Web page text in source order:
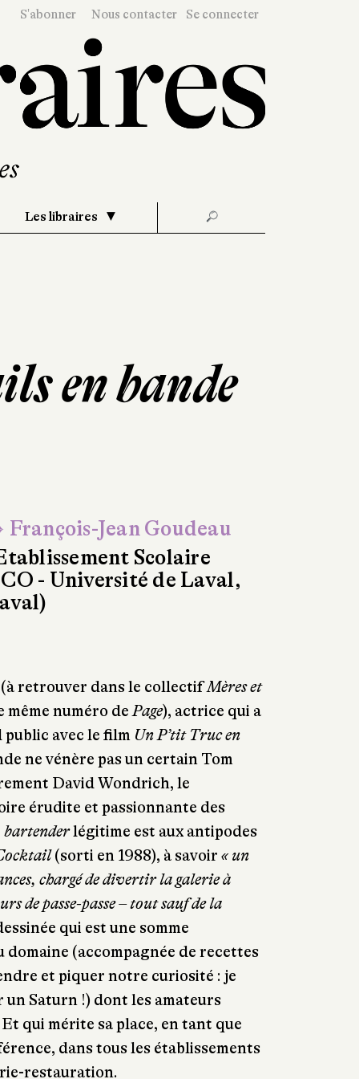
S'abonner Nous contacter Se connecter
Les libraires 🔎
en bande
Jean Goudeau
Scolaire
- Université de Laval,
(à retrouver dans le collectifMères et
même numéro dePage), actrice qui a
avec le film Un P’tit Truc en
ne vénère pas un certain Tom
David Wondrich, le
érudite et passionnante des
bartenderlégitime est aux antipodes
(sorti en 1988), à savoir « un
chargé de divertir la galerie à
de passe-passe – tout sauf de la
qui est une somme
(accompagnée de recettes
et piquer notre curiosité : je
Saturn !) dont les amateurs
qui mérite sa place, en tant que
dans tous les établissements
restauration.